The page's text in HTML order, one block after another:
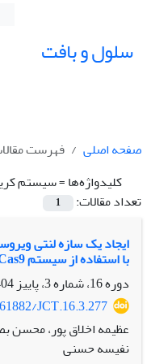
سلول و بافت
صفحه اصلی
فهرست
کلیدواژه‌ها =سیستم
تعداد مقالات:
1
ایجاد یک سازه لنتی
با استفاده از سیستم CRISPR/Cas9
دوره 16، شماره 3، پاییز 1404، صفحه
JCT.16.3.277
عظیمه اخلاق پور، محسن
نفیسه حسنی